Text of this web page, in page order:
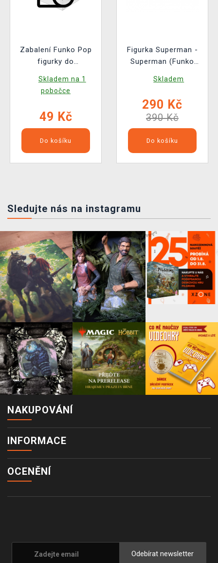
Zabalení Funko Pop
figurky do
(pro standardní
velikost Funko Pop!)
Skladem na 1
pobočce
49 Kč
Do košíku
Figurka Superman -
Superman (Funko
Skladem
290 Kč
390 Kč
Do košíku
Sledujte nás na instagramu
NAKUPOVÁNÍ
INFORMACE
OCENĚNÍ
Odebírat newsletter